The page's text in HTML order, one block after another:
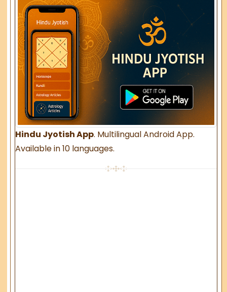
Hindu Jyotish App. Multilingual Android App.
Available in 10 languages.